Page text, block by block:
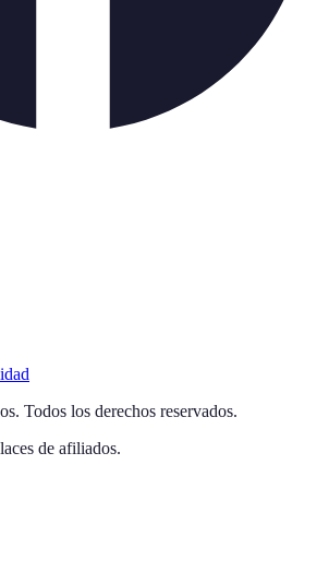
. Todos los derechos reservados.
de afiliados.